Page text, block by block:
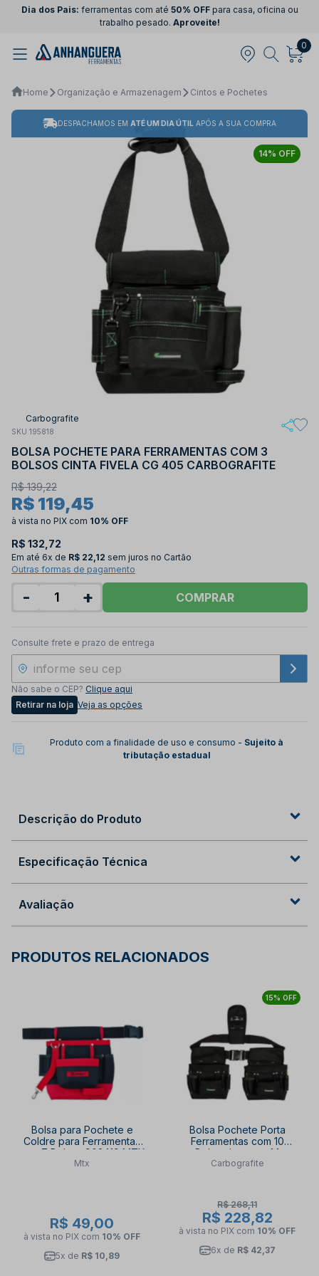
Dia dos Pais: ferramentas com até 50% OFFpara casa, oficina ou
trabalho pesado. Aproveite!
0
Home Organização e Armazenagem Cintos e Pochetes
DESPACHAMOS EM ATÉ UM DIA ÚTIL APÓS A SUA COMPRA
14% OFF
Carbografite
SKU 195818
BOLSA POCHETE PARA FERRAMENTAS COM 3
BOLSOS CINTA FIVELA CG 405 CARBOGRAFITE
R$ 139,22
R$ 119,45
à vista no PIX com 10% OFF
R$ 132,72
Em até 6x de R$ 22,12 sem juros no Cartão
Outras formas de pagamento
- + COMPRAR
Consulte frete e prazo de entrega
Não sabe o CEP? Clique aqui
Retirar na loja Veja as opções
Produto com a finalidade de uso e consumo - Sujeito à
tributação estadual
Descrição do Produto
Especificação Técnica
Avaliação
PRODUTOS RELACIONADOS
Bolsa para Pochete e
Coldre para Ferramentas
com 7 Bolsos 902419 MTX
Mtx
R$ 49,00
à vista no PIX com 10% OFF
5x de R$ 10,89
15% OFF
Bolsa Pochete Porta
Ferramentas com 10
Bolsos Internos 14
Compartimentos Externos
Carbografite
R$ 268,11
R$ 228,82
à vista no PIX com 10% OFF
6x de R$ 42,37